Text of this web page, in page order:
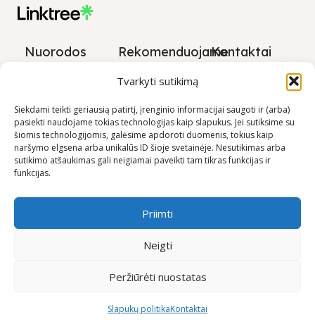
Tvarkyti sutikimą
Siekdami teikti geriausią patirtį, įrenginio informacijai saugoti ir (arba)
pasiekti naudojame tokias technologijas kaip slapukus. Jei sutiksime su
šiomis technologijomis, galėsime apdoroti duomenis, tokius kaip
naršymo elgsena arba unikalūs ID šioje svetainėje. Nesutikimas arba
sutikimo atšaukimas gali neigiamai paveikti tam tikras funkcijas ir
funkcijas.
Priimti
Neigti
Peržiūrėti nuostatas
Slapukų politikaKontaktai
Nuorodos
Prekių
pirkimo –
pardavimo
taisyklės
Prekių
pristatymo
RekomenduojameKontaktai